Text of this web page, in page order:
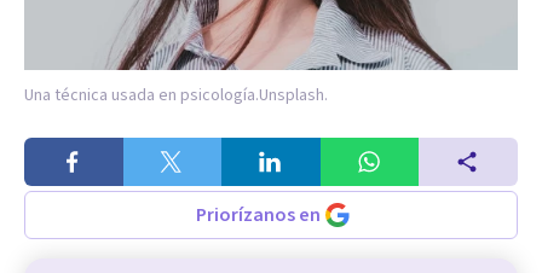
Una técnica usada en psicología.Unsplash.
Priorízanos en